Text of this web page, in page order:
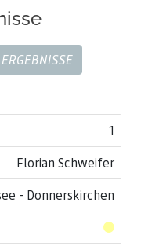
1
Florian Schweifer
- Donnerskirchen